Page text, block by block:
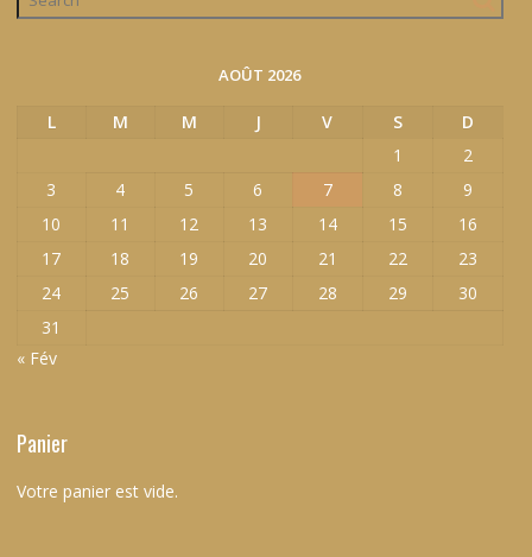
AOÛT 2026
L M M J V S
D
1
2
3
4 5 6 7 8
9
10
11 12 13 14 15
16
17
18 19 20 21 22
23
24
25 26 27 28 29
30
31
« Fév
Panier
Votre panier est vide.